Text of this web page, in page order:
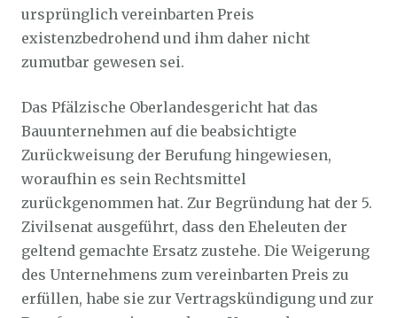
ursprünglich vereinbarten Preis
existenzbedrohend und ihm daher nicht
zumutbar gewesen sei.
Das Pfälzische Oberlandesgericht hat das
Bauunternehmen auf die beabsichtigte
Zurückweisung der Berufung hingewiesen,
woraufhin es sein Rechtsmittel
zurückgenommen hat. Zur Begründung hat der 5.
Zivilsenat ausgeführt, dass den Eheleuten der
geltend gemachte Ersatz zustehe. Die Weigerung
des Unternehmens zum vereinbarten Preis zu
erfüllen, habe sie zur Vertragskündigung und zur